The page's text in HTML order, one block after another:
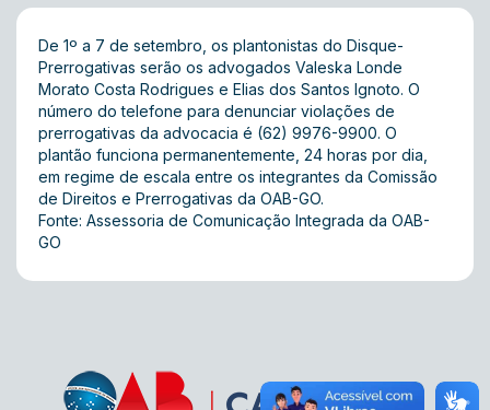
De 1º a 7 de setembro, os plantonistas do Disque-
Prerrogativas serão os advogados Valeska Londe
Morato Costa Rodrigues e Elias dos Santos Ignoto. O
número do telefone para denunciar violações de
prerrogativas da advocacia é (62) 9976-9900. O
plantão funciona permanentemente, 24 horas por dia,
em regime de escala entre os integrantes da Comissão
de Direitos e Prerrogativas da OAB-GO.
Fonte: Assessoria de Comunicação Integrada da OAB-
GO